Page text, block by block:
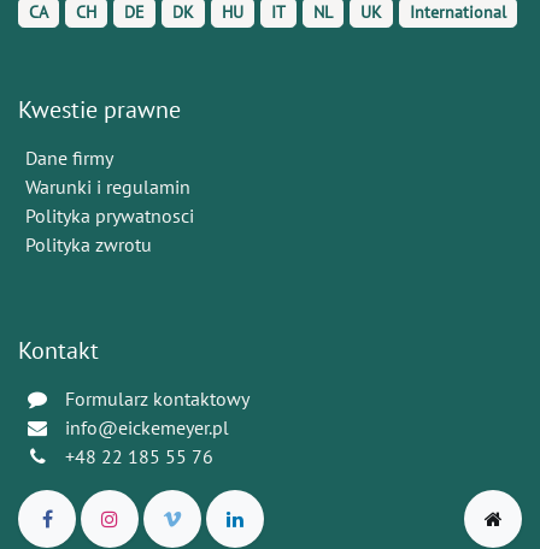
CA CH DE DK HU IT NL UK International
Kwestie prawne
Dane firmy
Warunki i regulamin
Polityka prywatnosci
Polityka zwrotu
Kontakt
Formularz kontaktowy
info@eickemeyer.pl
+48 22 185 55 76